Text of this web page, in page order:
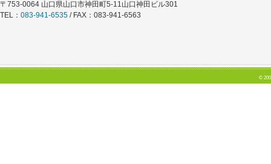
〒753-0064 山口県山口市神田町5-11山口神田ビル301
TEL： 083-941-6535 / FAX：083-941-6563
©